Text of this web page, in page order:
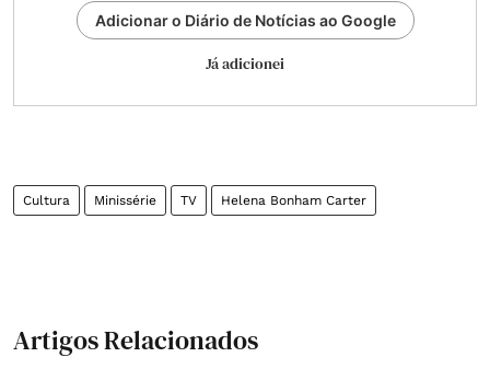
Adicionar o Diário de Notícias ao Google
Já adicionei
Cultura Minissérie TV Helena Bonham Carter
Artigos Relacionados